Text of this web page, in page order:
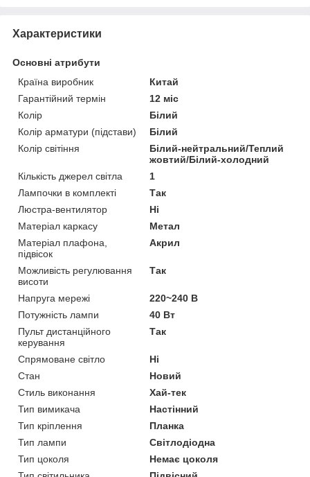
Характеристики
Основні атрибути
Країна виробник
Китай
Гарантійний термін
12 міс
Колір
Білий
Колір арматури (підстави)
Білий
Колір світіння
Білий-нейтральний/Теплий
жовтий/Білий-холодний
Кількість джерел світла
1
Лампочки в комплекті
Так
Люстра-вентилятор
Ні
Матеріал каркасу
Метал
Матеріал плафона,
підвісок
Акрил
Можливість регулювання
висоти
Так
Напруга мережі
220~240 В
Потужність лампи
40 Вт
Пульт дистанційного
керування
Так
Спрямоване світло
Ні
Стан
Новий
Стиль виконання
Хай-тек
Тип вимикача
Настінний
Тип кріплення
Планка
Тип лампи
Світлодіодна
Тип цоколя
Немає цоколя